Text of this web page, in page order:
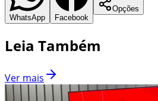
WhatsApp Facebook
Opções
Leia Também
Ver mais